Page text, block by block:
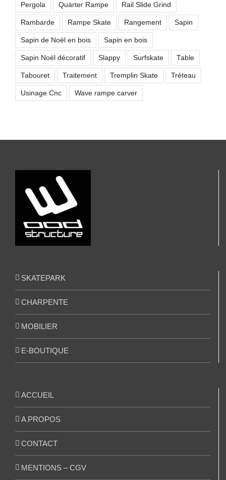
Pergola Quarter Rampe Rail Slide Grind
Rambarde Rampe Skate Rangement Sapin
Sapin de Noël en bois Sapin en bois
Sapin Noël décoratif Slappy Surfskate Table
Tabouret Traitement Tremplin Skate Tréteau
Usinage Cnc Wave rampe carver
SKATEPARK
CHARPENTE
MOBILIER
E-BOUTIQUE
ACCUEIL
A PROPOS
CONTACT
MENTIONS – CGV